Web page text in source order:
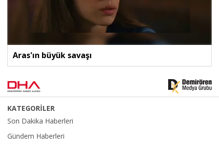
Aras'ın büyük savaşı
KATEGORİLER
Son Dakika Haberleri
Gündem Haberleri